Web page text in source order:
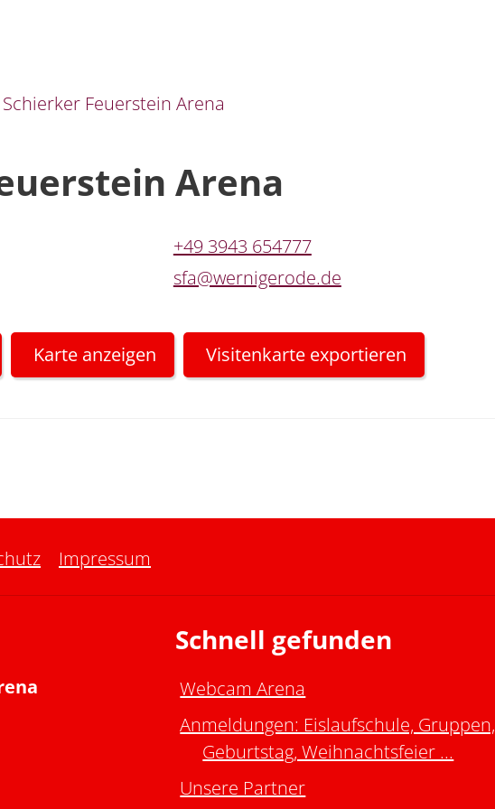
Schierker Feuerstein Arena
Arena
+49 3943 654777
sfa@wernigerode.de
Karte anzeigen Visitenkarte exportieren
Impressum
Schnell gefunden
Webcam Arena
Anmeldungen: Eislaufschule, Gruppen,
Geburtstag, Weihnachtsfeier ...
Unsere Partner